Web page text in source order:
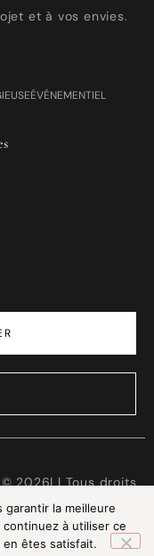
et à vos envies.
ÉVÉNEMENTIEL
2026| | Tous droits
Servicesla meilleure
à utiliser ce
êtes satisfait.